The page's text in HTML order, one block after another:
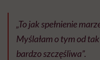
„To jak spełnienie
Myślałam o tym od
bardzo szczęśliwa”.